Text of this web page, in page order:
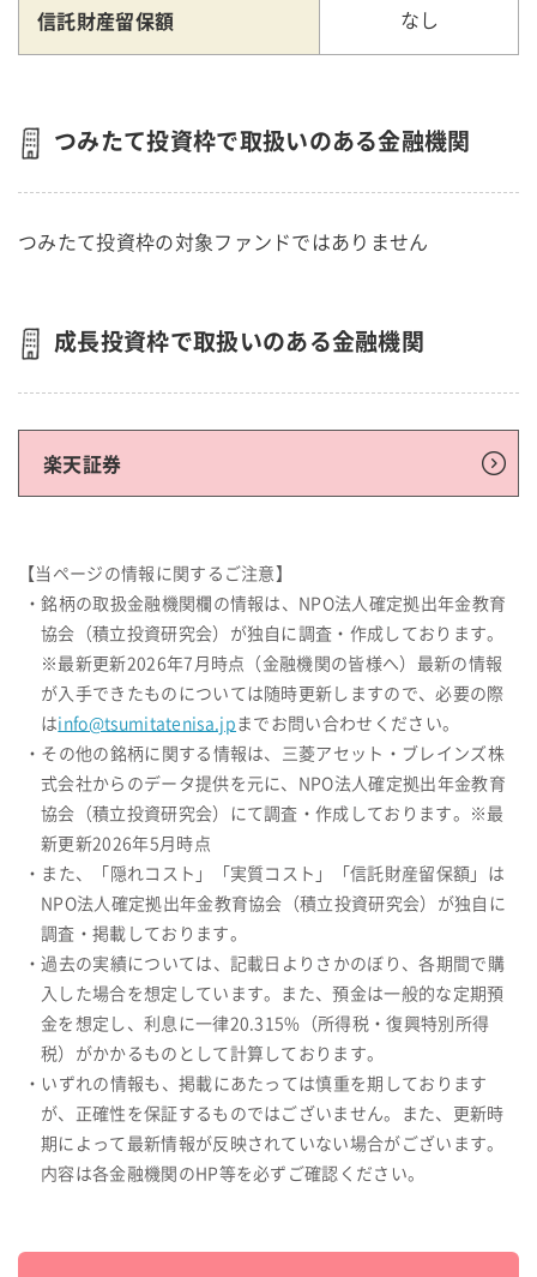
信託財産留保額 なし
つみたて投資枠で取扱いのある金融機関
つみたて投資枠の対象ファンドではありません
成長投資枠で取扱いのある金融機関
楽天証券
【当ページの情報に関するご注意】
・銘柄の取扱金融機関欄の情報は、NPO法人確定拠出年金教育
協会（積立投資研究会）が独自に調査・作成しております。
※最新更新2026年7月時点（金融機関の皆様へ）最新の情報
が入手できたものについては随時更新しますので、必要の際
はinfo@tsumitatenisa.jp までお問い合わせください。
・その他の銘柄に関する情報は、三菱アセット・ブレインズ株
式会社からのデータ提供を元に、NPO法人確定拠出年金教育
協会（積立投資研究会）にて調査・作成しております。※最
新更新2026年5月時点
・また、「隠れコスト」「実質コスト」「信託財産留保額」は
NPO法人確定拠出年金教育協会（積立投資研究会）が独自に
調査・掲載しております。
・過去の実績については、記載日よりさかのぼり、各期間で購
入した場合を想定しています。また、預金は一般的な定期預
金を想定し、利息に一律20.315%（所得税・復興特別所得
税）がかかるものとして計算しております。
・いずれの情報も、掲載にあたっては慎重を期しております
が、正確性を保証するものではございません。また、更新時
期によって最新情報が反映されていない場合がございます。
内容は各金融機関のHP等を必ずご確認ください。